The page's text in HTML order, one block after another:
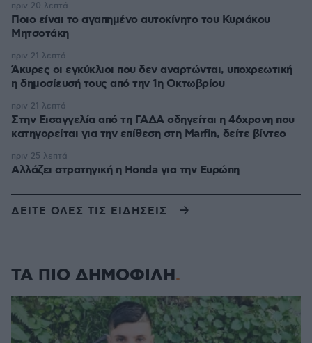
Ποιο είναι το αγαπημένο αυτοκίνητο του Κυριάκου
Μητσοτάκη
πριν 20 λεπτά
Άκυρες οι εγκύκλιοι που δεν αναρτώνται, υποχρεωτική
η δημοσίευσή τους από την 1η Οκτωβρίου
πριν 21 λεπτά
Στην Εισαγγελία από τη ΓΑΔΑ οδηγείται η 46χρονη που
κατηγορείται για την επίθεση στη Marfin, δείτε βίντεο
πριν 21 λεπτά
Αλλάζει στρατηγική η Honda για την Ευρώπη
πριν 25 λεπτά
ΔΕΙΤΕ ΟΛΕΣ ΤΙΣ ΕΙΔΗΣΕΙΣ
ΤΑ ΠΙΟ ΔΗΜΟΦΙΛΗ